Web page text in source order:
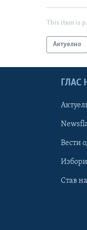
This item is
Актуелно
ГЛАС
Вести
Став